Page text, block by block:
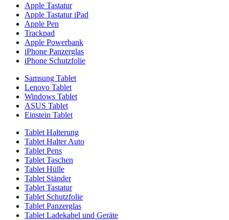
Apple Tastatur
Apple Tastatur iPad
Apple Pen
Trackpad
Apple Powerbank
iPhone Panzerglas
iPhone Schutzfolie
Samsung Tablet
Lenovo Tablet
Windows Tablet
ASUS Tablet
Einstein Tablet
Tablet Halterung
Tablet Halter Auto
Tablet Pens
Tablet Taschen
Tablet Hülle
Tablet Ständer
Tablet Tastatur
Tablet Schutzfolie
Tablet Panzerglas
Tablet Ladekabel und Geräte